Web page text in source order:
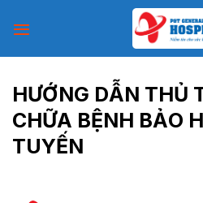
HƯỚNG DẪN THỦ
CHỮA BỆNH BẢO
TUYẾN